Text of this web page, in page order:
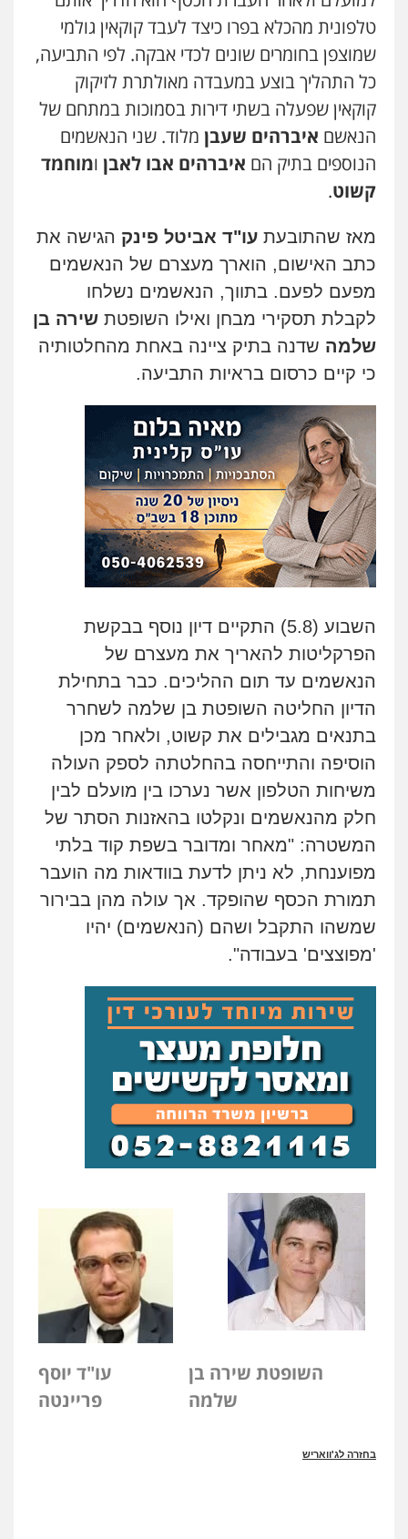
טלפונית מהכלא בפרו כיצד לעבד קוקאין גולמי
שמוצפן בחומרים שונים לכדי אבקה. לפי התביעה,
כל התהליך בוצע במעבדה מאולתרת לזיקוק
קוקאין שפעלה בשתי דירות בסמוכות במתחם של
הנאשם איברהים שעבן מלוד. שני הנאשמים
הנוספים בתיק הם איברהים אבו לאבן ומוחמד
קשוט.
מאז שהתובעת עו"ד אביטל פינק הגישה את
כתב האישום, הוארך מעצרם של הנאשמים
מפעם לפעם. בתווך, הנאשמים נשלחו
לקבלת תסקירי מבחן ואילו השופטת שירה בן
שלמה שדנה בתיק ציינה באחת מהחלטותיה
כי קיים כרסום בראיות התביעה.
השבוע (5.8) התקיים דיון נוסף בבקשת
הפרקליטות להאריך את מעצרם של
הנאשמים עד תום ההליכים. כבר בתחילת
הדיון החליטה השופטת בן שלמה לשחרר
בתנאים מגבילים את קשוט, ולאחר מכן
הוסיפה והתייחסה בהחלטתה לספק העולה
משיחות הטלפון אשר נערכו בין מועלם לבין
חלק מהנאשמים ונקלטו בהאזנות הסתר של
המשטרה: "מאחר ומדובר בשפת קוד בלתי
מפוענחת, לא ניתן לדעת בוודאות מה הועבר
תמורת הכסף שהופקד. אך עולה מהן בבירור
שמשהו התקבל ושהם (הנאשמים) יהיו
'מפוצצים' בעבודה".
השופטת שירה בן
שלמה
עו"ד יוסף
פריינטה
בחזרה לג'וואריש